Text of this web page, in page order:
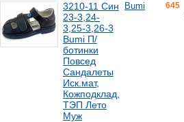
3210-11 Син
23-3,24-
3,25-3,26-3
Bumi П/
ботинки
Повсед
Сандалеты
Иск.мат,
Кожподклад,
ТЭП Лето
Муж
Bumi 645